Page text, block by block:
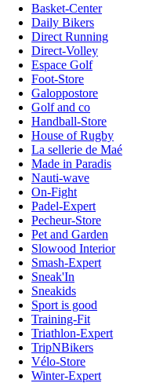
Basket-Center
Daily Bikers
Direct Running
Direct-Volley
Espace Golf
Foot-Store
Galoppostore
Golf and co
Handball-Store
House of Rugby
La sellerie de Maé
Made in Paradis
Nauti-wave
On-Fight
Padel-Expert
Pecheur-Store
Pet and Garden
Slowood Interior
Smash-Expert
Sneak'In
Sneakids
Sport is good
Training-Fit
Triathlon-Expert
TripNBikers
Vélo-Store
Winter-Expert